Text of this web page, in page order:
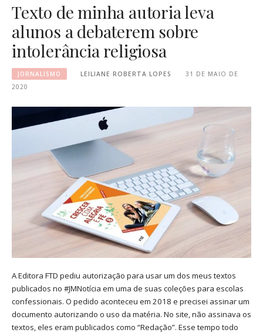
Texto de minha autoria leva
alunos a debaterem sobre
intolerância religiosa
JORNALISMO LEILIANE ROBERTA LOPES
31 DE MAIO DE
2020
A Editora FTD pediu autorização para usar um dos meus textos
publicados no #JMNotícia em uma de suas coleções para escolas
confessionais. O pedido aconteceu em 2018 e precisei assinar um
documento autorizando o uso da matéria. No site, não assinava os
textos, eles eram publicados como “Redação”. Esse tempo todo